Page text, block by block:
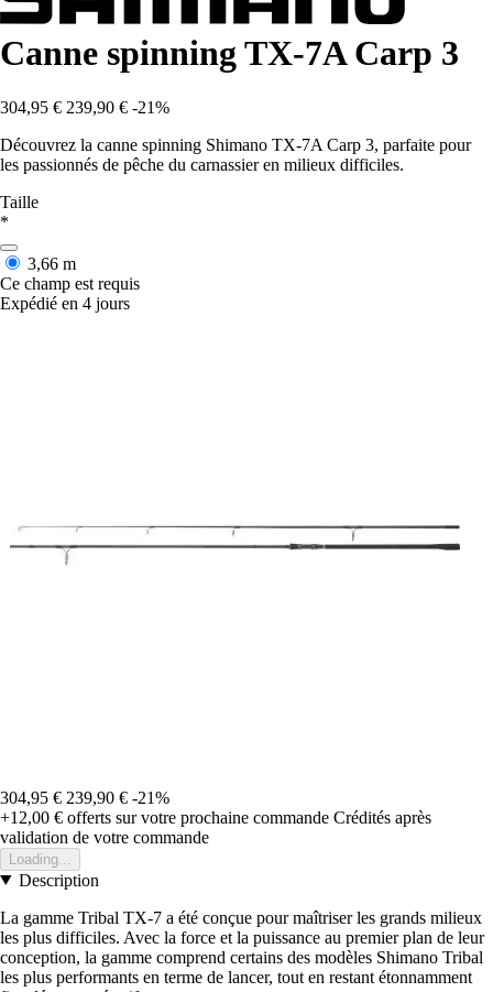
Canne spinning TX-7A Carp 3
304,95 € 239,90 € -21%
Découvrez la canne spinning Shimano TX-7A Carp 3, parfaite pour
les passionnés de pêche du carnassier en milieux difficiles.
Taille
*
3,66 m
Ce champ est requis
Expédié en 4 jours
304,95 € 239,90 € -21%
+12,00 € offerts sur votre prochaine commande Crédités après
validation de votre commande
Loading...
Description
La gamme Tribal TX-7 a été conçue pour maîtriser les grands milieux
les plus difficiles. Avec la force et la puissance au premier plan de leur
conception, la gamme comprend certains des modèles Shimano Tribal
les plus performants en terme de lancer, tout en restant étonnamment